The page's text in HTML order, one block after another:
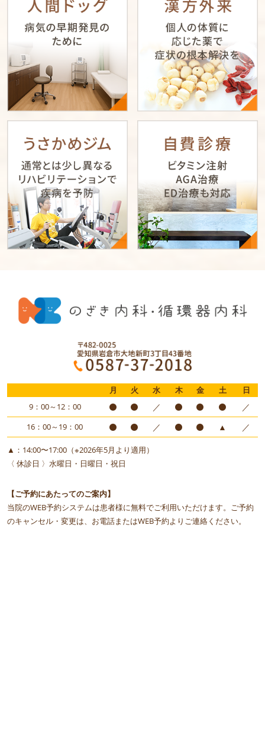
月 火 水 木 金 土
日
9：00～12：00
／ ／
16：00～19：00 ／ ▲ ／
▲：14:00〜17:00（※2026年5月より適用）
〈 休診日 〉水曜日・日曜日・祝日
【ご予約にあたってのご案内】
当院のWEB予約システムは患者様に無料でご利用いただけます。ご予約
のキャンセル・変更は、お電話またはWEB予約よりご連絡ください。